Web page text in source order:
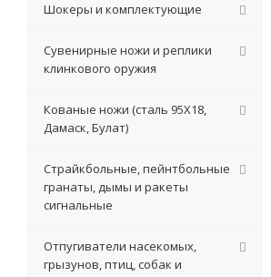
Шокеры и комплектующие
Сувенирные ножи и реплики
клинкового оружия
Кованые ножи (сталь 95Х18,
Дамаск, Булат)
Страйкбольные, пейнтбольные
гранаты, дымы и ракеты
сигнальные
Отпугиватели насекомых,
грызунов, птиц, собак и